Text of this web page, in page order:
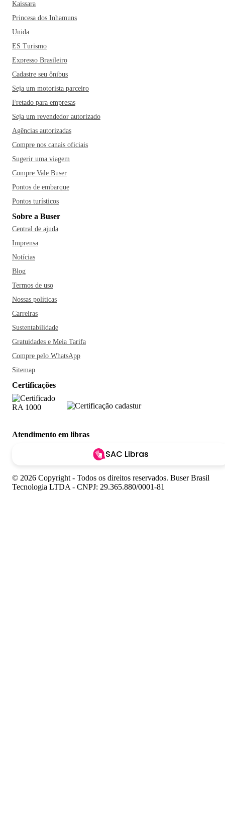
Kaissara
Princesa dos Inhamuns
Unida
ES Turismo
Expresso Brasileiro
Cadastre seu ônibus
Seja um motorista parceiro
Fretado para empresas
Seja um revendedor autorizado
Agências autorizadas
Compre nos canais oficiais
Sugerir uma viagem
Compre Vale Buser
Pontos de embarque
Pontos turísticos
Sobre a Buser
Central de ajuda
Imprensa
Notícias
Blog
Termos de uso
Nossas políticas
Carreiras
Sustentabilidade
Gratuidades e Meia Tarifa
Compre pelo WhatsApp
Sitemap
Certificações
Atendimento em libras
SAC Libras
© 2026 Copyright - Todos os direitos reservados. Buser Brasil
Tecnologia LTDA - CNPJ: 29.365.880/0001-81